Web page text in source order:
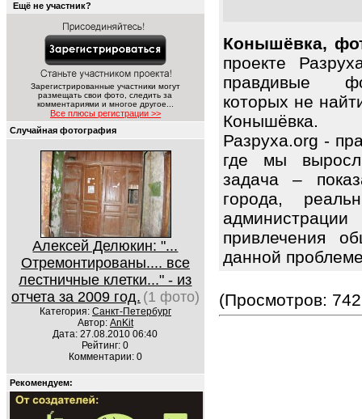
Ещё не участник?
Зарегистрированные участники могут
размещать свои фото, следить за
комментариями и многое другое...
Все плюсы регистрации >>
Случайная фотография
Алексей Делюкин: "...
Отремонтированы.... все
лестничные клетки..." - из
отчета за 2009 год. (1 фото)
Категория: Санкт-Петербург
Автор: AnKit
Дата: 27.08.2010 06:40
Рейтинг: 0
Комментарии: 0
Рекомендуем:
Конышёвка,
проекте
правдивые
которых не
Конышёвка.
Разруха.org -
где мы
задача –
города,
привлечения
данной
(Просмотров: